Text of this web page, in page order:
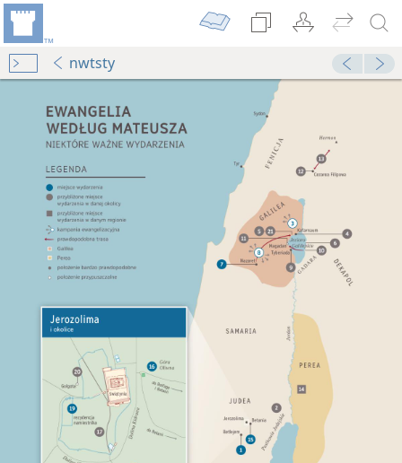
nwtsty
do studium
do studium
do studium